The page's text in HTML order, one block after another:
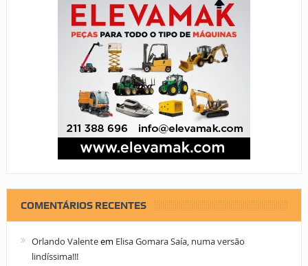
COMENTÁRIOS RECENTES
Orlando Valenteem Elisa Gomara Saía, numa versão
lindíssima!!!